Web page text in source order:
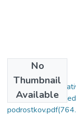
No
Thumbnail
Available
Podrostkovyj
riskovannomu
podrostkov.pdf